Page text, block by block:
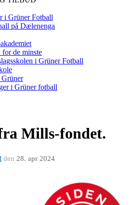
i Grüner Fotball
på Dælenenga
de minste
i Grüner Fotball
Grüner
i Grüner fotball
Mills-fondet.
den 28. apr 2024